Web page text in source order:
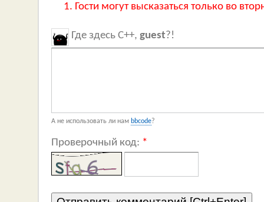
Гости могут высказаться только во
Где здесь C++, guest?!
А не использовать ли нам bbcode?
Проверочный код: *